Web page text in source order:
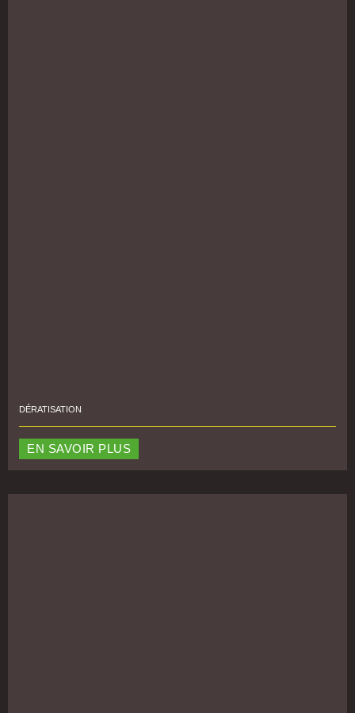
DÉRATISATION
EN SAVOIR PLUS